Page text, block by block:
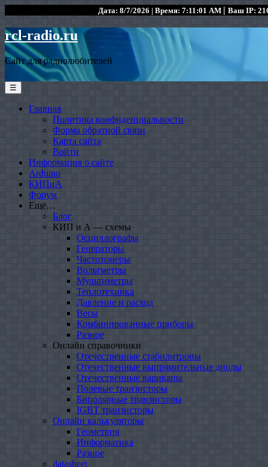
Дата: 8/7/2026 | Время: 7:11:01 AM | Ваш IP:
rcl-radio.ru
Сайт для радиолюбителей
☰
Главная
Политика конфиденциальности
Форма обратной связи
Карта сайта
Войти
Информация о сайте
Arduino
КИПиА
Форум
Ещё…
Блог
КИП и А — схемы
Осциллографы
Генераторы
Частотомеры
Вольтметры
Мультиметры
Теплотехника
Давление и расход
Весы
Комбинированные приборы
Разное
Онлайн справочники
Отечественные стабилитроны
Отечественные выпрямительные диоды
Отечественные варикапы
Полевые транзисторы
Биполярные транзисторы
IGBT транзисторы
Онлайн калькуляторы
Геометрия
Информатика
Разное
datasheet